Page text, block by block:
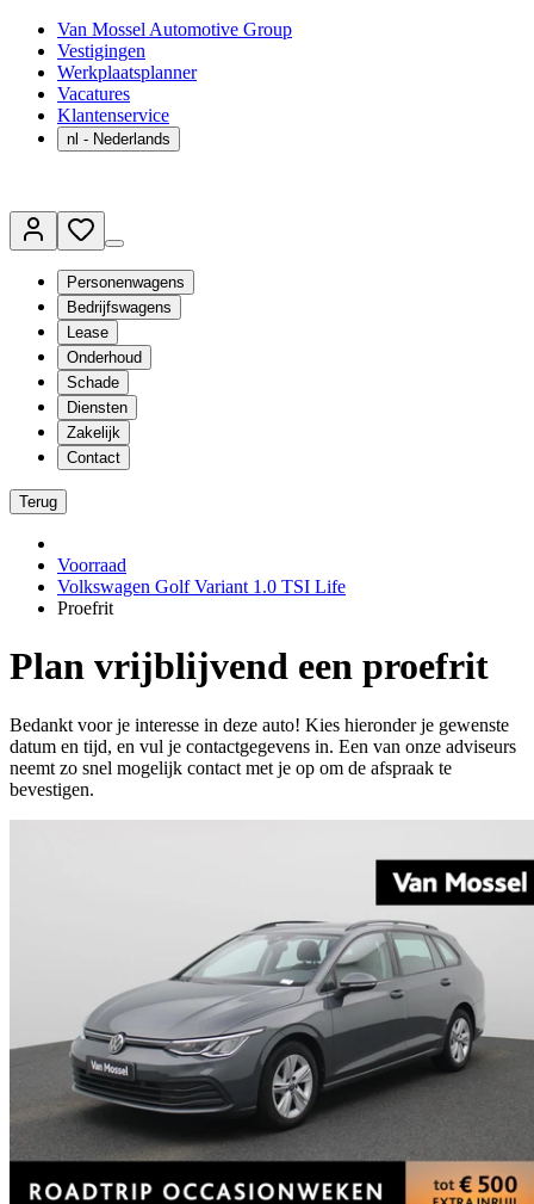
Van Mossel Automotive Group
Vestigingen
Werkplaatsplanner
Vacatures
Klantenservice
nl - Nederlands
Personenwagens
Bedrijfswagens
Lease
Onderhoud
Schade
Diensten
Zakelijk
Contact
Terug
Voorraad
Volkswagen Golf Variant 1.0 TSI Life
Proefrit
Plan vrijblijvend een proefrit
Bedankt voor je interesse in deze auto! Kies hieronder je gewenste
datum en tijd, en vul je contactgegevens in. Een van onze adviseurs
neemt zo snel mogelijk contact met je op om de afspraak te
bevestigen.